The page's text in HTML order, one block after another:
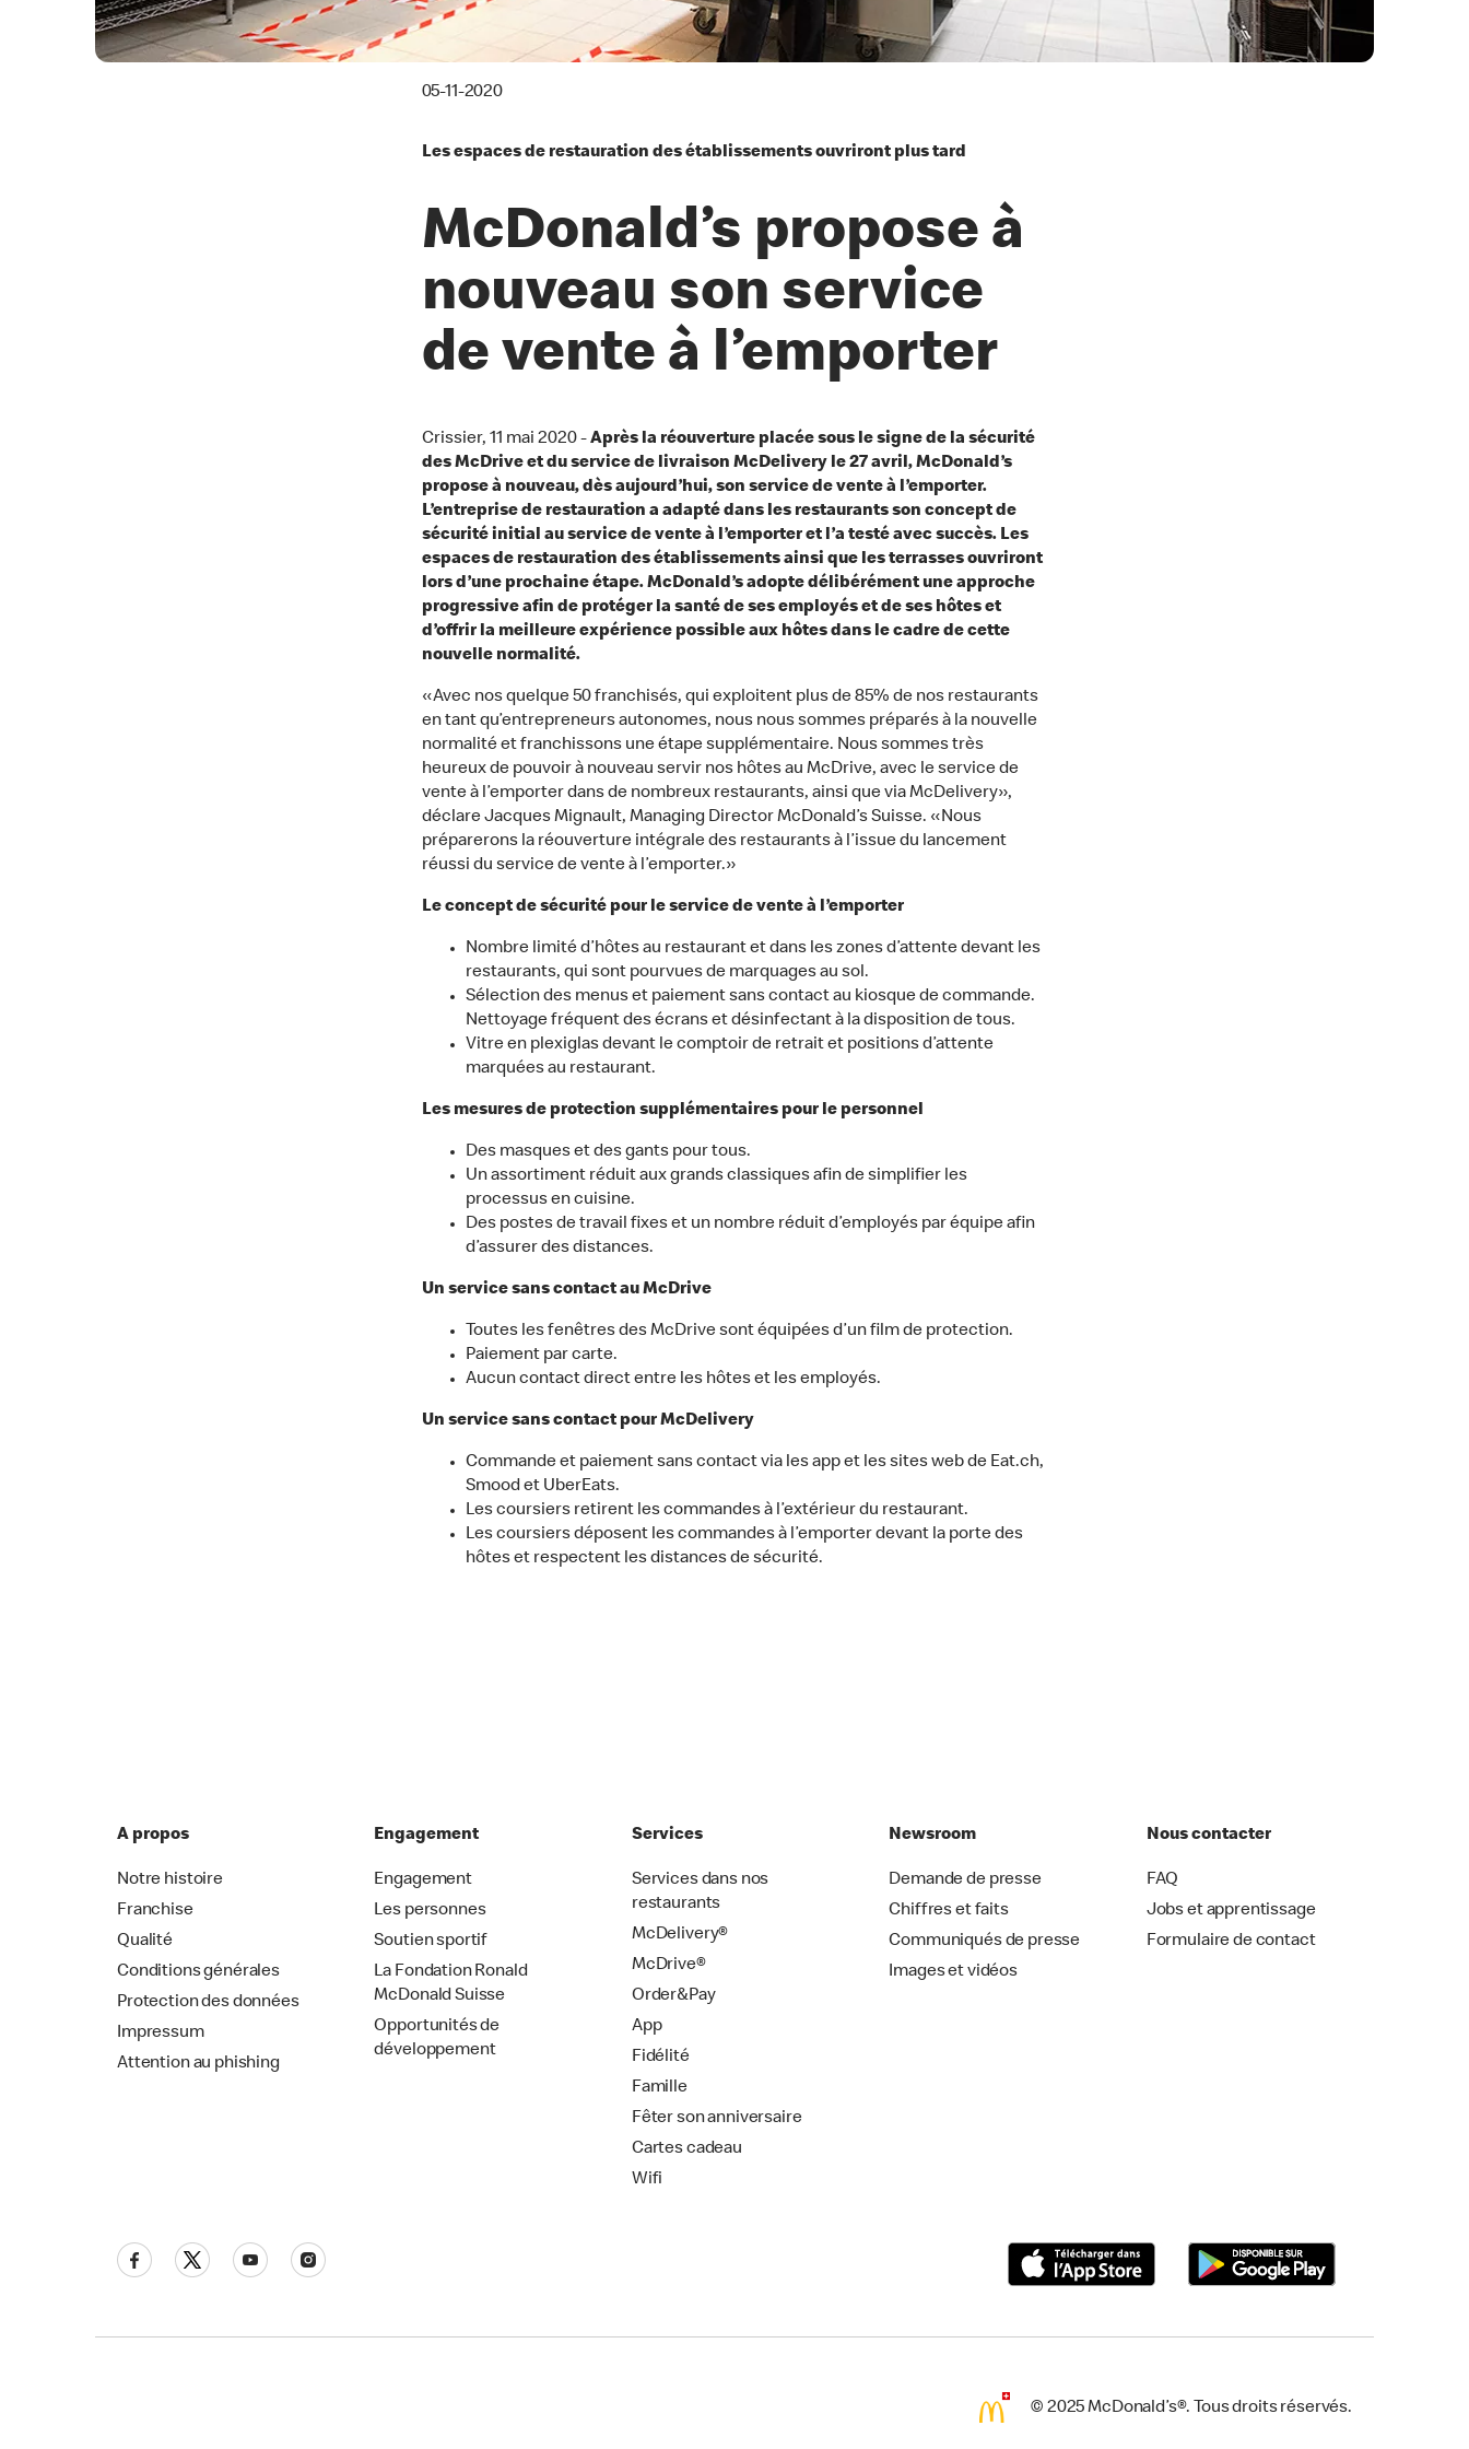
05-11-2020
Les espaces de restauration des établissements ouvriront plus tard
McDonald’s propose à
nouveau son service
de vente à l’emporter
Crissier, 11 mai 2020 -Après la réouverture placée sous le signe de la sécurité
des McDrive et du service de livraison McDelivery le 27 avril, McDonald’s
propose à nouveau, dès aujourd’hui, son service de vente à l’emporter.
L’entreprise de restauration a adapté dans les restaurants son concept de
sécurité initial au service de vente à l’emporter et l’a testé avec succès. Les
espaces de restauration des établissements ainsi que les terrasses ouvriront
lors d’une prochaine étape. McDonald’s adopte délibérément une approche
progressive afin de protéger la santé de ses employés et de ses hôtes et
d’offrir la meilleure expérience possible aux hôtes dans le cadre de cette
nouvelle normalité.
«Avec nos quelque 50 franchisés, qui exploitent plus de 85% de nos restaurants
en tant qu’entrepreneurs autonomes, nous nous sommes préparés à la nouvelle
normalité et franchissons une étape supplémentaire. Nous sommes très
heureux de pouvoir à nouveau servir nos hôtes au McDrive, avec le service de
vente à l’emporter dans de nombreux restaurants, ainsi que via McDelivery»,
déclare Jacques Mignault, Managing Director McDonald’s Suisse. «Nous
préparerons la réouverture intégrale des restaurants à l’issue du lancement
réussi du service de vente à l’emporter.»
Le concept de sécurité pour le service de vente à l’emporter
Nombre limité d’hôtes au restaurant et dans les zones d’attente devant les
restaurants, qui sont pourvues de marquages au sol.
Sélection des menus et paiement sans contact au kiosque de commande.
Nettoyage fréquent des écrans et désinfectant à la disposition de tous.
Vitre en plexiglas devant le comptoir de retrait et positions d’attente
marquées au restaurant.
Les mesures de protection supplémentaires pour le personnel
Des masques et des gants pour tous.
Un assortiment réduit aux grands classiques afin de simplifier les
processus en cuisine.
Des postes de travail fixes et un nombre réduit d’employés par équipe afin
d’assurer des distances.
Un service sans contact au McDrive
Toutes les fenêtres des McDrive sont équipées d’un film de protection.
Paiement par carte.
Aucun contact direct entre les hôtes et les employés.
Un service sans contact pour McDelivery
Commande et paiement sans contact via les app et les sites web de Eat.ch,
Smood et UberEats.
Les coursiers retirent les commandes à l’extérieur du restaurant.
Les coursiers déposent les commandes à l’emporter devant la porte des
hôtes et respectent les distances de sécurité.
A propos
Notre histoire
Franchise
Qualité
Conditions générales
Protection des données
Impressum
Attention au phishing
Engagement
Engagement
Les personnes
Soutien sportif
La Fondation Ronald
McDonald Suisse
Opportunités de
développement
Services
Services dans nos
restaurants
McDelivery®
McDrive®
Order&Pay
App
Fidélité
Famille
Fêter son anniversaire
Cartes cadeau
Wifi
Newsroom
Demande de presse
Chiffres et faits
Communiqués de presse
Images et vidéos
Nous contacter
FAQ
Jobs et apprentissage
Formulaire de contact
© 2025 McDonald’s®. Tous droits réservés.